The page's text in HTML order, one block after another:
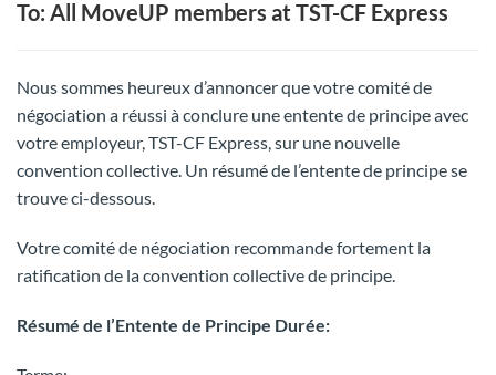
To: All MoveUP members at TST-CF Express
Nous sommes heureux d’annoncer que votre comité de
négociation a réussi à conclure une entente de principe avec
votre employeur, TST-CF Express, sur une nouvelle
convention collective. Un résumé de l’entente de principe se
trouve ci-dessous.
Votre comité de négociation recommande fortement la
ratification de la convention collective de principe.
Résumé de l’Entente de Principe Durée: